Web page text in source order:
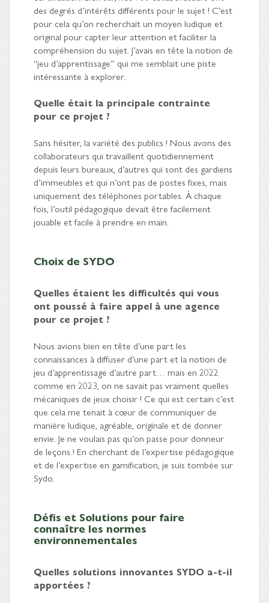
des degrés d’intérêts différents pour le sujet ! C’est
pour cela qu’on recherchait un moyen ludique et
original pour capter leur attention et faciliter la
compréhension du sujet. J’avais en tête la notion de
“jeu d’apprentissage” qui me semblait une piste
intéressante à explorer.
Quelle était la principale contrainte
pour ce projet ?
Sans hésiter, la variété des publics ! Nous avons des
collaborateurs qui travaillent quotidiennement
depuis leurs bureaux, d’autres qui sont des gardiens
d’immeubles et qui n’ont pas de postes fixes, mais
uniquement des téléphones portables. À chaque
fois, l’outil pédagogique devait être facilement
jouable et facile à prendre en main.
Choix de SYDO
Quelles étaient les difficultés qui vous
ont poussé à faire appel à une agence
pour ce projet ?
Nous avions bien en tête d’une part les
connaissances à diffuser d’une part et la notion de
jeu d’apprentissage d’autre part… mais en 2022
comme en 2023, on ne savait pas vraiment quelles
mécaniques de jeux choisir ! Ce qui est certain c’est
que cela me tenait à cœur de communiquer de
manière ludique, agréable, originale et de donner
envie. Je ne voulais pas qu’on passe pour donneur
de leçons ! En cherchant de l’expertise pédagogique
et de l’expertise en gamification, je suis tombée sur
Sydo.
Défis et Solutions pour faire
connaître les normes
environnementales
Quelles solutions innovantes SYDO a-t-il
apportées ?